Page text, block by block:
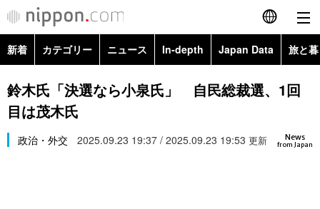
English
简体字
カテゴリー
新着 カテゴリー ニュース In-depth Japan Data 旅と
政治・外交
経済・ビジネス
Topics
鈴木氏「決選なら小泉氏」 自民総裁選、1回
目は茂木氏
News
from Japan
政治・外交 2025.09.23 19:37 / 2025.09.23 19:53 更新